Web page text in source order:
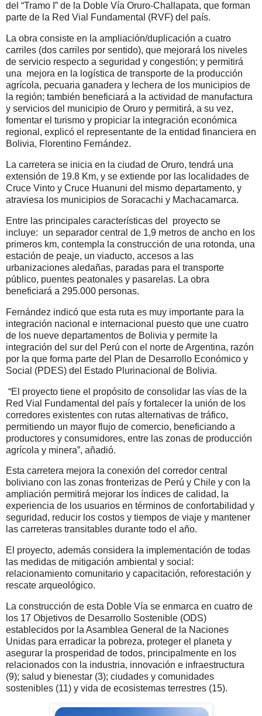
del “Tramo I” de la Doble Vía Oruro-Challapata, que forman
parte de la Red Vial Fundamental (RVF) del país.
La obra consiste en la ampliación/duplicación a cuatro
carriles (dos carriles por sentido), que mejorará los niveles
de servicio respecto a seguridad y congestión; y permitirá
una mejora en la logística de transporte de la producción
agrícola, pecuaria ganadera y lechera de los municipios de
la región; también beneficiará a la actividad de manufactura
y servicios del municipio de Oruro y permitirá, a su vez,
fomentar el turismo y propiciar la integración económica
regional, explicó el representante de la entidad financiera en
Bolivia, Florentino Fernández.
La carretera se inicia en la ciudad de Oruro, tendrá una
extensión de 19.8 Km, y se extiende por las localidades de
Cruce Vinto y Cruce Huanuni del mismo departamento, y
atraviesa los municipios de Soracachi y Machacamarca.
Entre las principales características del proyecto se
incluye: un separador central de 1,9 metros de ancho en los
primeros km, contempla la construcción de una rotonda, una
estación de peaje, un viaducto, accesos a las
urbanizaciones aledañas, paradas para el transporte
público, puentes peatonales y pasarelas. La obra
beneficiará a 295.000 personas.
Fernández indicó que esta ruta es muy importante para la
integración nacional e internacional puesto que une cuatro
de los nueve departamentos de Bolivia y permite la
integración del sur del Perú con el norte de Argentina, razón
por la que forma parte del Plan de Desarrollo Económico y
Social (PDES) del Estado Plurinacional de Bolivia.
“El proyecto tiene el propósito de consolidar las vías de la
Red Vial Fundamental del país y fortalecer la unión de los
corredores existentes con rutas alternativas de tráfico,
permitiendo un mayor flujo de comercio, beneficiando a
productores y consumidores, entre las zonas de producción
agrícola y minera”, añadió.
Esta carretera mejora la conexión del corredor central
boliviano con las zonas fronterizas de Perú y Chile y con la
ampliación permitirá mejorar los índices de calidad, la
experiencia de los usuarios en términos de confortabilidad y
seguridad, reducir los costos y tiempos de viaje y mantener
las carreteras transitables durante todo el año.
El proyecto, además considera la implementación de todas
las medidas de mitigación ambiental y social:
relacionamiento comunitario y capacitación, reforestación y
rescate arqueológico.
La construcción de esta Doble Vía se enmarca en cuatro de
los 17 Objetivos de Desarrollo Sostenible (ODS)
establecidos por la Asamblea General de la Naciones
Unidas para erradicar la pobreza, proteger el planeta y
asegurar la prosperidad de todos, principalmente en los
relacionados con la industria, innovación e infraestructura
(9); salud y bienestar (3); ciudades y comunidades
sostenibles (11) y vida de ecosistemas terrestres (15).